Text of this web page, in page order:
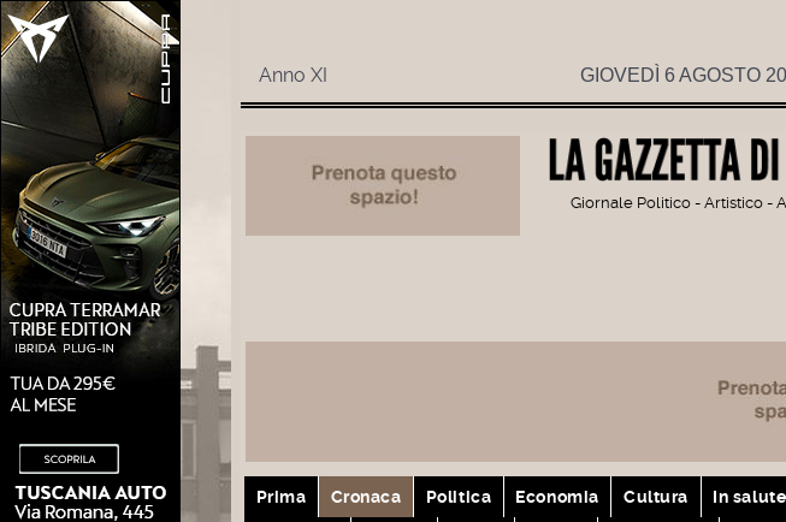
Anno XI GIOVEDÌ 6 AGOSTO
Giornale Politico - Artistico -
Prima Cronaca Politica Economia Cultura In salute